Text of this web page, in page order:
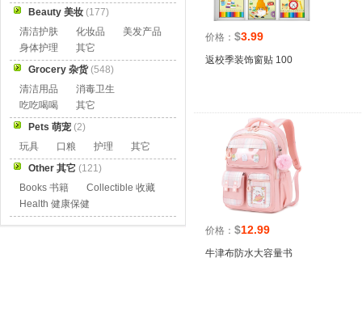
价格： $3.99
返校季装饰窗贴 100
价格： $12.99
牛津布防水大容量书
Beauty 美妆 (177)
清洁护肤
化妆品
美发产品
身体护理
其它
Grocery 杂货(548)
清洁用品
消毒卫生
吃吃喝喝
其它
Pets 萌宠 (2)
玩具
口粮 护理
其它
Other 其它 (121)
Books 书籍
Collectible 收藏
Health 健康保健